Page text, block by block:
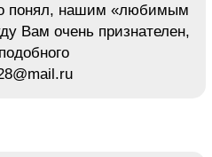
понял, нашим «любимым
Вам очень признателен,